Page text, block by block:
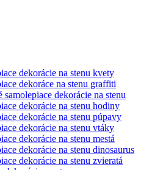
dekorácie na stenu kvety
dekoráce na stenu graffiti
samolepiace dekorácie na stenu
dekorácie na stenu hodiny
dekorácie na stenu púpavy
dekorácie na stenu vtáky
dekorácie na stenu mestá
dekorácie na stenu dinosaurus
dekorácie na stenu zvieratá